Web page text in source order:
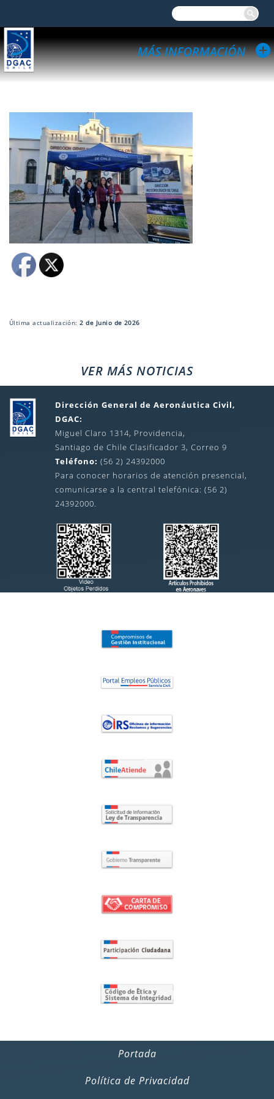
Última actualización:2 de Junio de 2026
VER MÁS NOTICIAS
Dirección General de Aeronáutica Civil,
DGAC:
Miguel Claro 1314, Providencia,
Santiago de Chile Clasificador 3, Correo 9
Teléfono: (56 2) 24392000
Para conocer horarios de atención presencial,
comunicarse a la central telefónica: (56 2)
24392000.
Portada
Política de Privacidad